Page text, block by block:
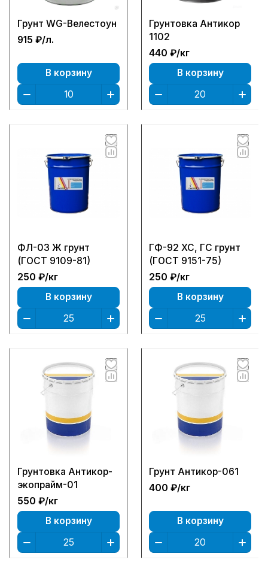
Грунт WG-Велестоун
915 ₽/л.
В корзину
Грунтовка Антикор
1102
440 ₽/кг
В корзину
ФЛ-03 Ж грунт
(ГОСТ 9109-81)
250 ₽/кг
В корзину
ГФ-92 ХС, ГС грунт
(ГОСТ 9151-75)
250 ₽/кг
В корзину
Грунтовка Антикор-
экопрайм-01
550 ₽/кг
В корзину
Грунт Антикор-061
400 ₽/кг
В корзину